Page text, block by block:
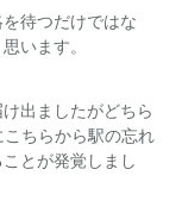
待つだけではな
います。
出ましたがどちら
ちらから駅の忘れ
とが発覚しまし